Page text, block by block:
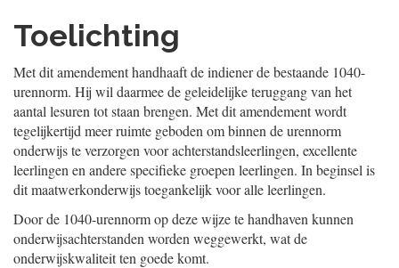
Toelichting
Met dit amendement handhaaft de indiener de bestaande 1040-
urennorm. Hij wil daarmee de geleidelijke teruggang van het
aantal lesuren tot staan brengen. Met dit amendement wordt
tegelijkertijd meer ruimte geboden om binnen de urennorm
onderwijs te verzorgen voor achterstandsleerlingen, excellente
leerlingen en andere specifieke groepen leerlingen. In beginsel is
dit maatwerkonderwijs toegankelijk voor alle leerlingen.
Door de 1040-urennorm op deze wijze te handhaven kunnen
onderwijsachterstanden worden weggewerkt, wat de
onderwijskwaliteit ten goede komt.